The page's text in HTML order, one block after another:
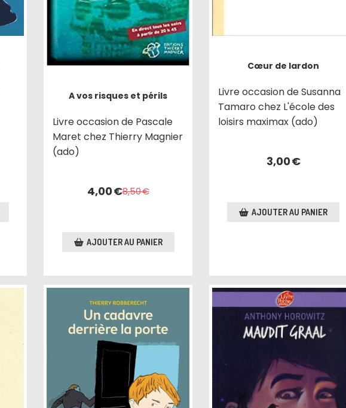
A vos risques et périls
Livre occasion de Pascale
Maret chez Thierry Magnier
(ado)
4,00€8,50€
AJOUTER AU PANIER
Cœur de lardon
Livre occasion de Susanna
Tamaro chez L'école des
loisirs maximax (ado)
3,00€
AJOUTER AU PANIER